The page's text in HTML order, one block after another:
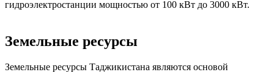
гидроэлектростанции мощностью от 100 кВт до 3000 кВт.
Земельные ресурсы
Земельные ресурсы Таджикистана являются основой